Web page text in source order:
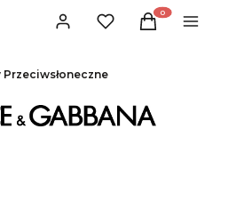
Zaloguj sięUlubione Produkty w
Koszyk Menu